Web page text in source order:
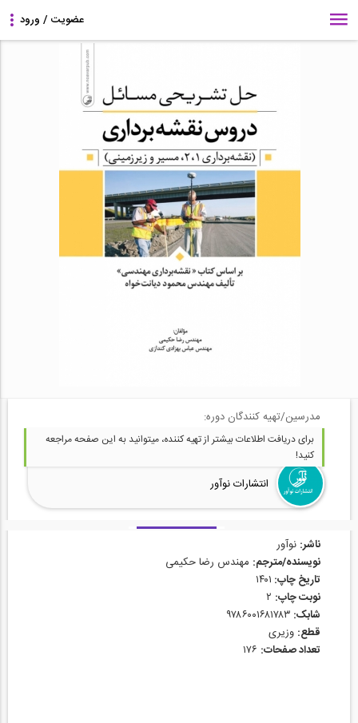
مدرسین/تهیه کنندگان دوره:
برای دریافت اطلاعات بیشتر از تهیه کننده، میتوانید به این صفحه مراجعه
کنید!
انتشارات نوآور
ناشر: نوآور
نویسنده/مترجم: مهندس رضا حکیمی
تاریخ چاپ: ۱۴۰۱
نوبت چاپ:
شابک: ۹۷۸۶۰۰۱۶۸۱۷۸۳
قطع: وزیری
تعداد صفحات: